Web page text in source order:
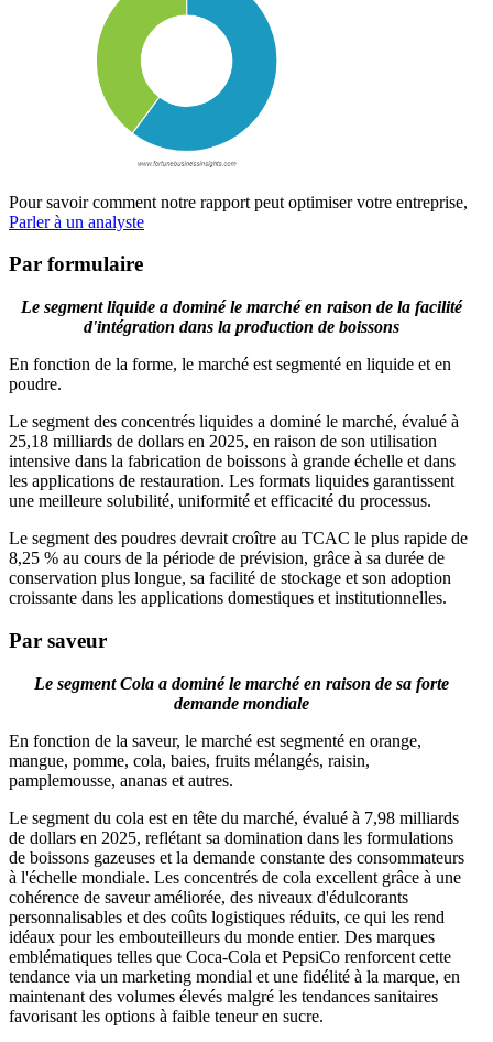
Pour savoir comment notre rapport peut optimiser votre entreprise,
Parler à un analyste
Par formulaire
Le segment liquide a dominé le marché en raison de la facilité
d'intégration dans la production de boissons
En fonction de la forme, le marché est segmenté en liquide et en
poudre.
Le segment des concentrés liquides a dominé le marché, évalué à
25,18 milliards de dollars en 2025, en raison de son utilisation
intensive dans la fabrication de boissons à grande échelle et dans
les applications de restauration. Les formats liquides garantissent
une meilleure solubilité, uniformité et efficacité du processus.
Le segment des poudres devrait croître au TCAC le plus rapide de
8,25 % au cours de la période de prévision, grâce à sa durée de
conservation plus longue, sa facilité de stockage et son adoption
croissante dans les applications domestiques et institutionnelles.
Par saveur
Le segment Cola a dominé le marché en raison de sa forte
demande mondiale
En fonction de la saveur, le marché est segmenté en orange,
mangue, pomme, cola, baies, fruits mélangés, raisin,
pamplemousse, ananas et autres.
Le segment du cola est en tête du marché, évalué à 7,98 milliards
de dollars en 2025, reflétant sa domination dans les formulations
de boissons gazeuses et la demande constante des consommateurs
à l'échelle mondiale. Les concentrés de cola excellent grâce à une
cohérence de saveur améliorée, des niveaux d'édulcorants
personnalisables et des coûts logistiques réduits, ce qui les rend
idéaux pour les embouteilleurs du monde entier. Des marques
emblématiques telles que Coca-Cola et PepsiCo renforcent cette
tendance via un marketing mondial et une fidélité à la marque, en
maintenant des volumes élevés malgré les tendances sanitaires
favorisant les options à faible teneur en sucre.